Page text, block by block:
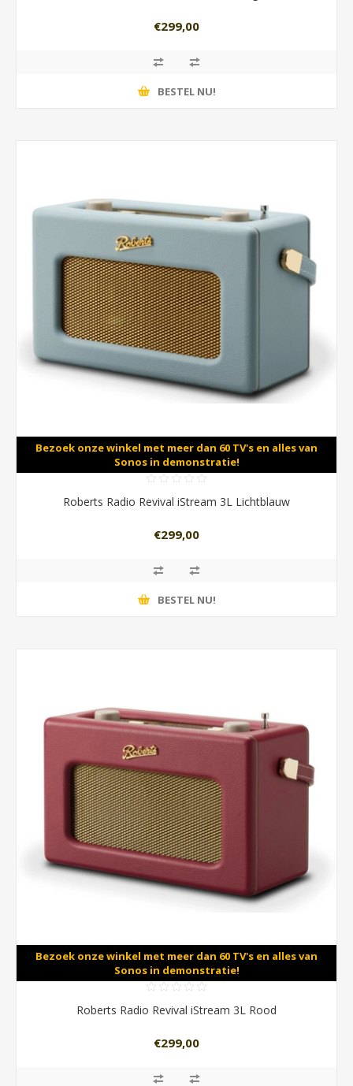
€299,00
BESTEL NU!
Bezoek onze winkel met meer dan 60 TV's en alles van
Sonos in demonstratie!
Roberts Radio Revival iStream 3L Lichtblauw
€299,00
BESTEL NU!
Bezoek onze winkel met meer dan 60 TV's en alles van
Sonos in demonstratie!
Roberts Radio Revival iStream 3L Rood
€299,00